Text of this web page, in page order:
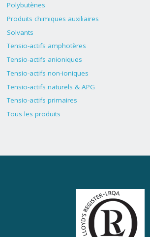
Polybutènes
Produits chimiques auxiliaires
Solvants
Tensio-actifs amphotères
Tensio-actifs anioniques
Tensio-actifs non-ioniques
Tensio-actifs naturels & APG
Tensio-actifs primaires
Tous les produits